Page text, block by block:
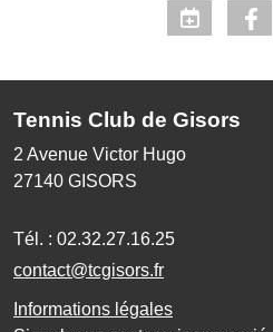
Tennis Club de Gisors
2 Avenue Victor Hugo
27140 GISORS
Tél. : 02.32.27.16.25
contact@tcgisors.fr
Informations légales